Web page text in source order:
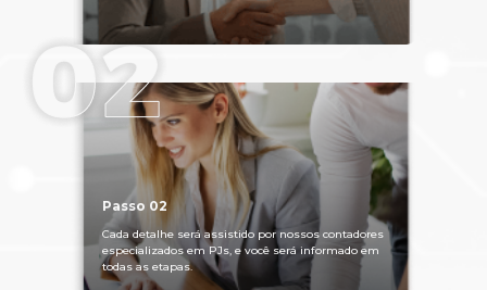
Passo 02
Cada detalhe será assistido por nossos contadores
especializados em PJs, e você será informado em
todas as etapas.